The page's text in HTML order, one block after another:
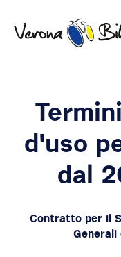
d'uso
dal
Contratto per il
Generali